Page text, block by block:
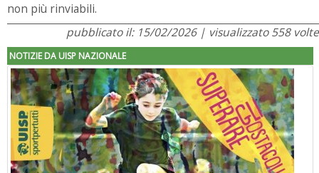
non più rinviabili.
pubblicato il: 15/02/2026 | visualizzato 558 volte
NOTIZIE DA UISP NAZIONALE